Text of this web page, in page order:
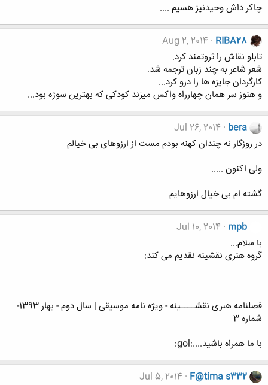
چاکر داش وحیدنیز هسیم ....
RIBA28
Aug 2, 2014
تابلو نقاش را ثروتمند کرد.
شعر شاعر به چند زبان ترجمه شد.
کارگردان جایزه ها را درو کرد...
و هنوز سر همان چهارراه واکس میزند کودکی که بهترین سوژه بود...
bera
Jul 26, 2014
در روزگار نه چندان کهنه بودم مست از ارزوهای بی خیالم
ولی اکنون .....
گشته ام بی خیال ارزوهایم
mpb
Jul 10, 2014
با سلام...
گروه هنری نقشینه نقدیم می کند:
فصلنامه هنری نقشــــینه - ویژه نامه موسیقی | سال دوم - بهار 1393-
شماره 3
با ما همراه باشید....:gol:
F@tima s332
Jul 5, 2014